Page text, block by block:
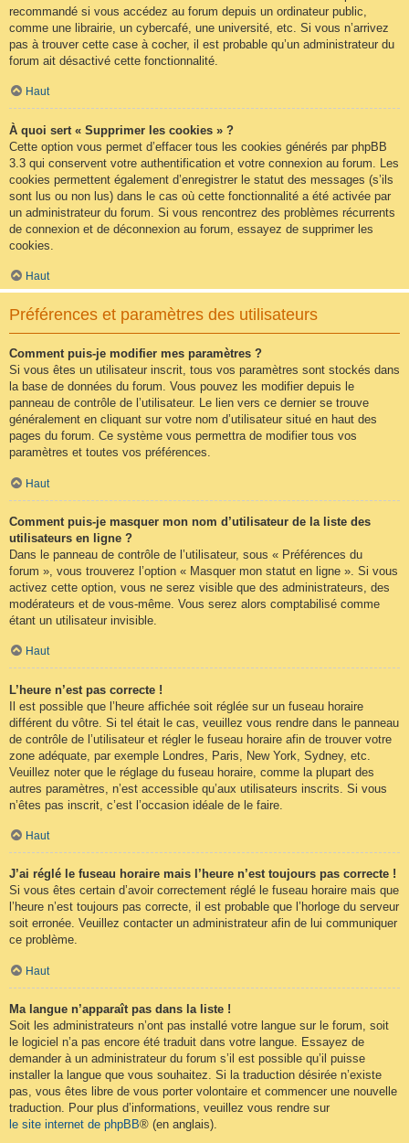
recommandé si vous accédez au forum depuis un ordinateur public,
comme une librairie, un cybercafé, une université, etc. Si vous n’arrivez
pas à trouver cette case à cocher, il est probable qu’un administrateur du
forum ait désactivé cette fonctionnalité.
Haut
À quoi sert « Supprimer les cookies » ?
Cette option vous permet d’effacer tous les cookies générés par phpBB
3.3 qui conservent votre authentification et votre connexion au forum. Les
cookies permettent également d’enregistrer le statut des messages (s’ils
sont lus ou non lus) dans le cas où cette fonctionnalité a été activée par
un administrateur du forum. Si vous rencontrez des problèmes récurrents
de connexion et de déconnexion au forum, essayez de supprimer les
cookies.
Haut
Préférences et paramètres des utilisateurs
Comment puis-je modifier mes paramètres ?
Si vous êtes un utilisateur inscrit, tous vos paramètres sont stockés dans
la base de données du forum. Vous pouvez les modifier depuis le
panneau de contrôle de l’utilisateur. Le lien vers ce dernier se trouve
généralement en cliquant sur votre nom d’utilisateur situé en haut des
pages du forum. Ce système vous permettra de modifier tous vos
paramètres et toutes vos préférences.
Haut
Comment puis-je masquer mon nom d’utilisateur de la liste des
utilisateurs en ligne ?
Dans le panneau de contrôle de l’utilisateur, sous « Préférences du
forum », vous trouverez l’option « Masquer mon statut en ligne ». Si vous
activez cette option, vous ne serez visible que des administrateurs, des
modérateurs et de vous-même. Vous serez alors comptabilisé comme
étant un utilisateur invisible.
Haut
L’heure n’est pas correcte !
Il est possible que l’heure affichée soit réglée sur un fuseau horaire
différent du vôtre. Si tel était le cas, veuillez vous rendre dans le panneau
de contrôle de l’utilisateur et régler le fuseau horaire afin de trouver votre
zone adéquate, par exemple Londres, Paris, New York, Sydney, etc.
Veuillez noter que le réglage du fuseau horaire, comme la plupart des
autres paramètres, n’est accessible qu’aux utilisateurs inscrits. Si vous
n’êtes pas inscrit, c’est l’occasion idéale de le faire.
Haut
J’ai réglé le fuseau horaire mais l’heure n’est toujours pas correcte !
Si vous êtes certain d’avoir correctement réglé le fuseau horaire mais que
l’heure n’est toujours pas correcte, il est probable que l’horloge du serveur
soit erronée. Veuillez contacter un administrateur afin de lui communiquer
ce problème.
Haut
Ma langue n’apparaît pas dans la liste !
Soit les administrateurs n’ont pas installé votre langue sur le forum, soit
le logiciel n’a pas encore été traduit dans votre langue. Essayez de
demander à un administrateur du forum s’il est possible qu’il puisse
installer la langue que vous souhaitez. Si la traduction désirée n’existe
pas, vous êtes libre de vous porter volontaire et commencer une nouvelle
traduction. Pour plus d’informations, veuillez vous rendre sur
le site internet de phpBB® (en anglais).